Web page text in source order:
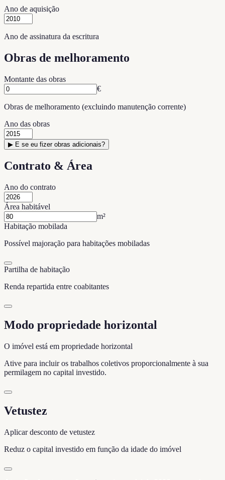
Ano de aquisição
Ano de assinatura da escritura
Obras de melhoramento
Montante das obras
€
Obras de melhoramento (excluindo manutenção corrente)
Ano das obras
▶ E se eu fizer obras adicionais?
Contrato & Área
Ano do contrato
Área habitável
m²
Habitação mobilada
Possível majoração para habitações mobiladas
Partilha de habitação
Renda repartida entre coabitantes
Modo propriedade horizontal
O imóvel está em propriedade horizontal
Ative para incluir os trabalhos coletivos proporcionalmente à sua
permilagem no capital investido.
Vetustez
Aplicar desconto de vetustez
Reduz o capital investido em função da idade do imóvel